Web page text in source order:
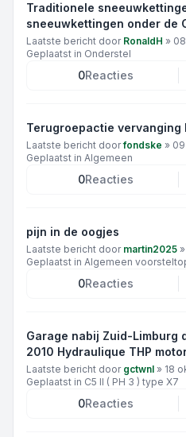
Traditionele
sneeuwkettingen onder de
Laatste bericht door RonaldH »
Geplaatst in Onderstel
0Reacties
Terugroepactie
Laatste bericht doorfondske »
Geplaatst in Algemeen
0Reacties
pijn in de oogjes
Laatste bericht door martin2025 »
Geplaatst in Algemeen
0Reacties
Garage nabij Zuid-Limburg
2010 Hydraulique THP
Laatste bericht door gctwnl » 18
Geplaatst in C5 II ( PH 3 ) type X7
0Reacties